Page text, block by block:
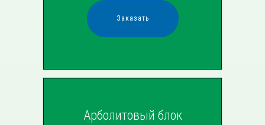
Заказать
Арболитовый блок